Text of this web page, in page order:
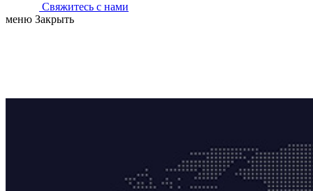
Свяжитесь с нами
меню Закрыть